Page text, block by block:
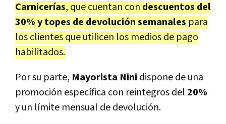
Carnicerías, que cuentan con descuentos del
30% y topes de devolución semanales para
los clientes que utilicen los medios de pago
habilitados.
Por su parte, Mayorista Nini dispone de una
promoción específica con reintegros del 20%
y un límite mensual de devolución.